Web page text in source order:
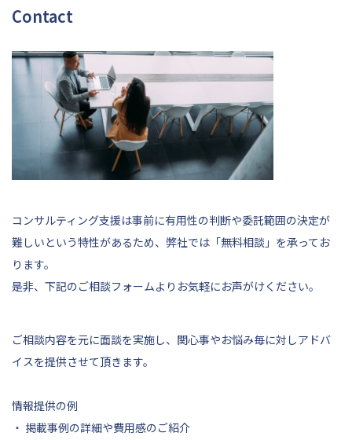
Contact
コンサルティング支援は事前に有用性の判断や委託範囲の決定が
難しいという特性があるため、弊社では「無料相談」を承ってお
ります。
是非、 下記のご相談フォームよりお気軽にお声がけください。
ご相談内容を元に面談を実施し、関心事やお悩み毎に対しアドバ
イスを提供させて頂きます。
情報提供の例
・ 掲載事例の詳細や費用感のご紹介